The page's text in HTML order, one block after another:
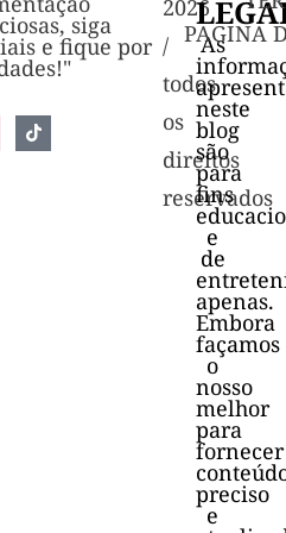
siga
e fique por
2026
/
todos
os
direitos
reservados
PAGINA
As
neste
blog
são
para
fins
e
de
apenas.
Embora
façamos
o
nosso
melhor
para
fornecer
preciso
e